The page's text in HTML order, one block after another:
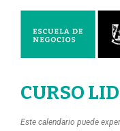
CURSO
Este calendario puede